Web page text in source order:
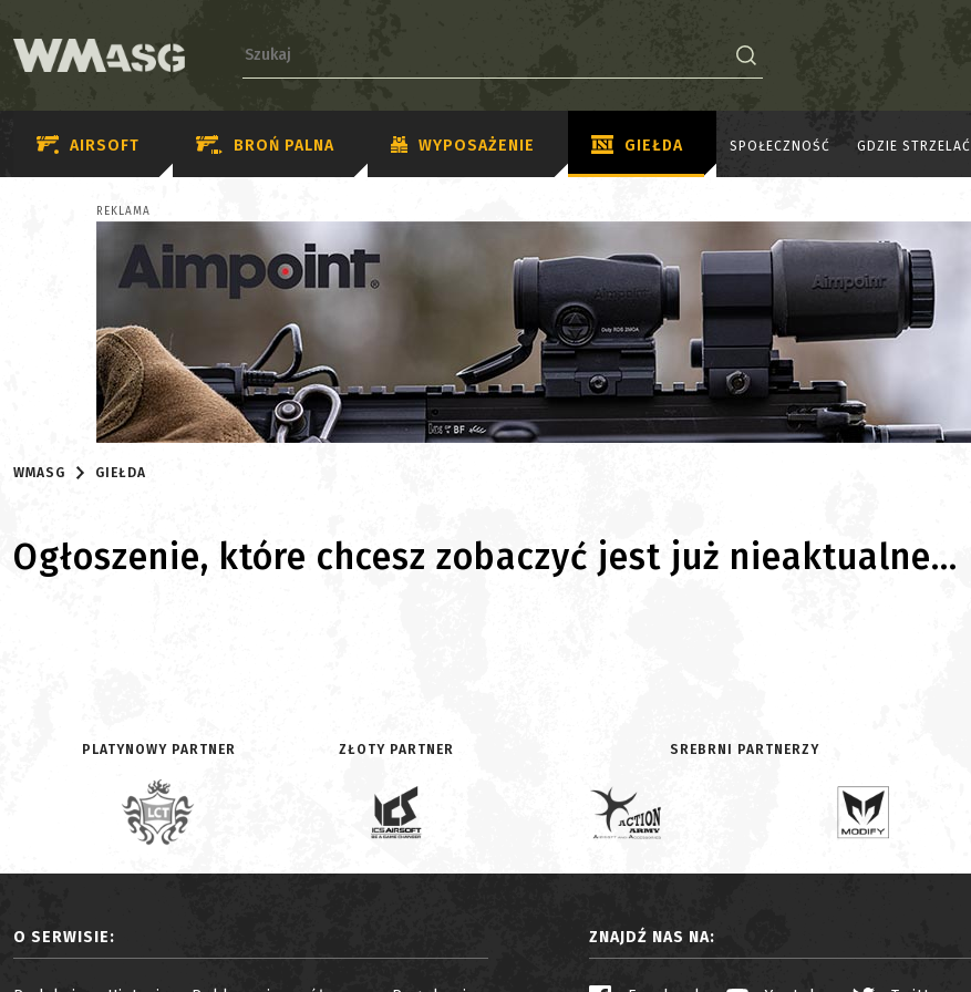
AIRSOFT BROŃ PALNA WYPOSAŻENIE GIEŁDA SPOŁECZNOŚĆ GDZIE STRZELAĆ
REKLAMA
WMASG GIEŁDA
Ogłoszenie, które chcesz zobaczyć jest już nieaktualne...
PLATYNOWY PARTNER ZŁOTY PARTNER SREBRNI PARTNERZY
O SERWISIE: ZNAJDŹ NAS NA: